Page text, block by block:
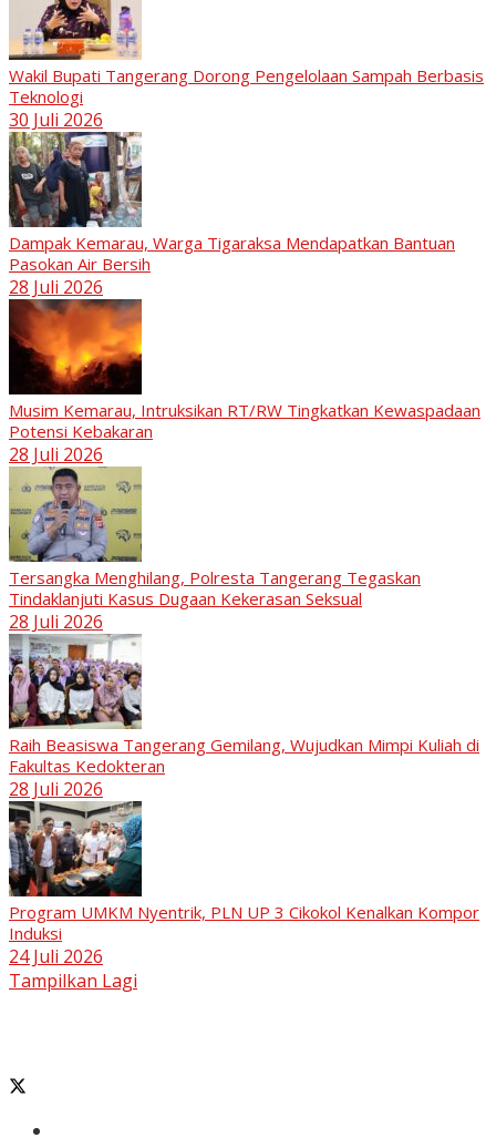
Wakil Bupati Tangerang Dorong Pengelolaan Sampah Berbasis
Teknologi
30 Juli 2026
Dampak Kemarau, Warga Tigaraksa Mendapatkan Bantuan
Pasokan Air Bersih
28 Juli 2026
Musim Kemarau, Intruksikan RT/RW Tingkatkan Kewaspadaan
Potensi Kebakaran
28 Juli 2026
Tersangka Menghilang, Polresta Tangerang Tegaskan
Tindaklanjuti Kasus Dugaan Kekerasan Seksual
28 Juli 2026
Raih Beasiswa Tangerang Gemilang, Wujudkan Mimpi Kuliah di
Fakultas Kedokteran
28 Juli 2026
Program UMKM Nyentrik, PLN UP 3 Cikokol Kenalkan Kompor
Induksi
24 Juli 2026
Tampilkan Lagi